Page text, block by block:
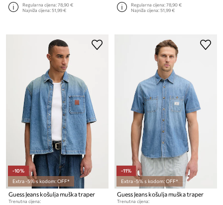
Regularna cijena:78,90 €
Najniža cijena:51,99 €
Regularna cijena:78,90 €
Najniža cijena:51,99 €
-10%
Extra -5% s kodom: OFF*
Guess Jeans košulja muška traper
Trenutna cijena:
-11%
Extra -5% s kodom: OFF*
Guess Jeans košulja muška traper
Trenutna cijena: